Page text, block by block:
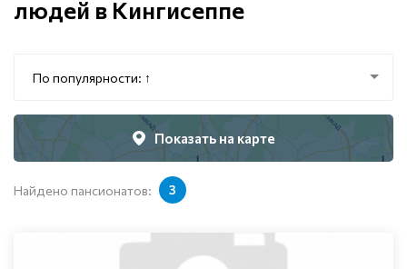
людей в Кингисеппе
По популярности: ↑
Показать на карте
Найдено пансионатов: 3